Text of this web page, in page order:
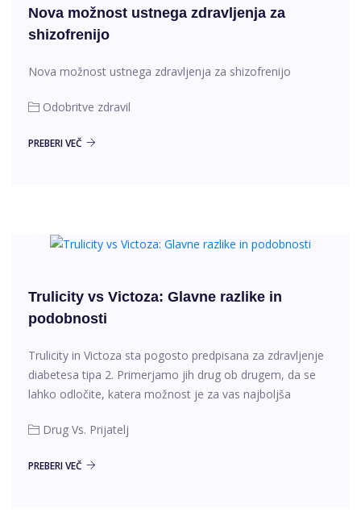
Nova možnost ustnega zdravljenja za
shizofrenijo
Nova možnost ustnega zdravljenja za shizofrenijo
Odobritve zdravil
PREBERI VEČ
Trulicity vs Victoza: Glavne razlike in
podobnosti
Trulicity in Victoza sta pogosto predpisana za zdravljenje
diabetesa tipa 2. Primerjamo jih drug ob drugem, da se
lahko odločite, katera možnost je za vas najboljša
Drug Vs. Prijatelj
PREBERI VEČ